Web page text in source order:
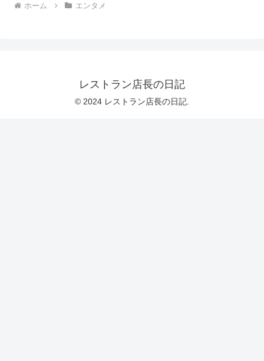
ホーム エンタメ
レストラン店長の日記
© 2024 レストラン店長の日記.